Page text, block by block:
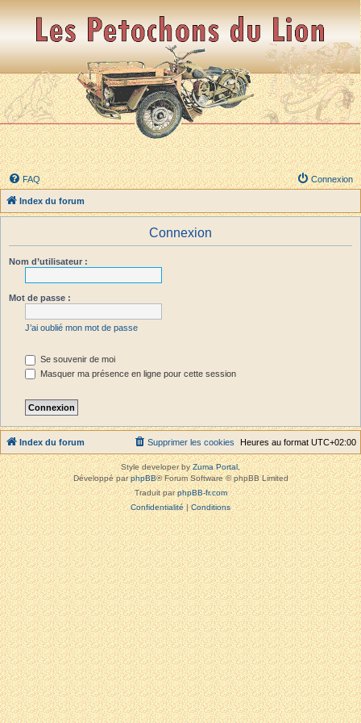
FAQ Connexion
Index du forum
Connexion
Nom d’utilisateur :
Mot de passe :
J’ai oublié mon mot de passe
Se souvenir de moi
Masquer ma présence en ligne pour cette session
Index du forum Heures au format UTC+02:00
Supprimer les cookies
Style developer byZuma Portal,
Développé parphpBB® Forum Software © phpBB Limited
Traduit parphpBB-fr.com
Confidentialité|Conditions